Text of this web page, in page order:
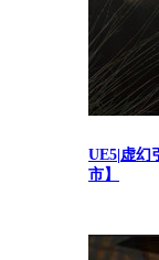
UE5|虚幻
市】